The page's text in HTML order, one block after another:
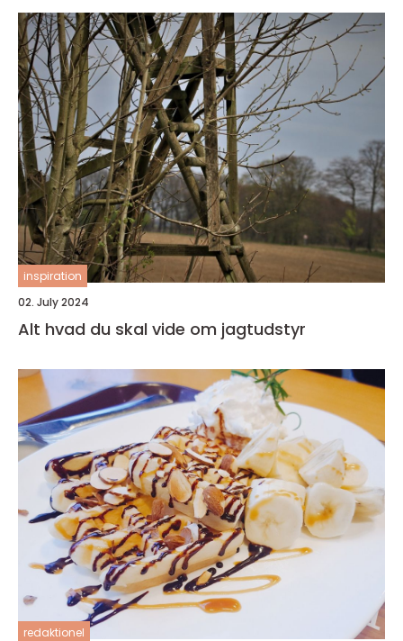
inspiration
02. July 2024
Alt hvad du skal vide om jagtudstyr
redaktionel